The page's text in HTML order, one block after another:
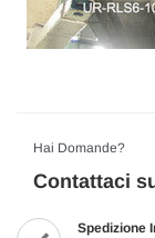
Hai Domande?
Contattaci
Spedizione